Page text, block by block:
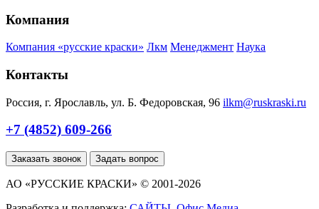
Компания
Компания «русские краски» Лкм Менеджмент Наука
Контакты
Россия, г. Ярославль, ул. Б. Федоровская, 96 ilkm@ruskraski.ru
+7 (4852) 609-266
Заказать звонок Задать вопрос
АО «РУССКИЕ КРАСКИ» © 2001-2026